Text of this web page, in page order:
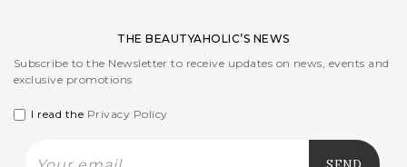
THE BEAUTYAHOLIC’S NEWS
Subscribe to the Newsletter to receive updates on news, events and
exclusive promotions
I read the Privacy Policy